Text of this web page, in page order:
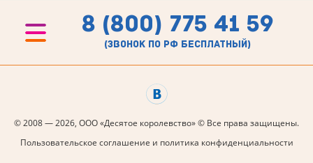
8 (800) 775 41 59
(звонок по рф бесплатный)
© 2008 — 2026, ООО «Десятое королевство» © Все права защищены.
Пользовательское соглашение и политика конфиденциальности